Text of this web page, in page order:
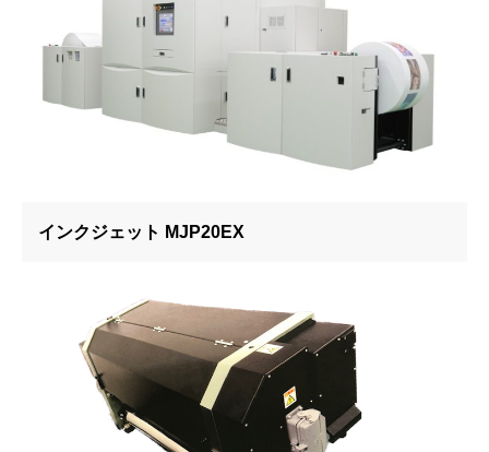
インクジェット MJP20EX